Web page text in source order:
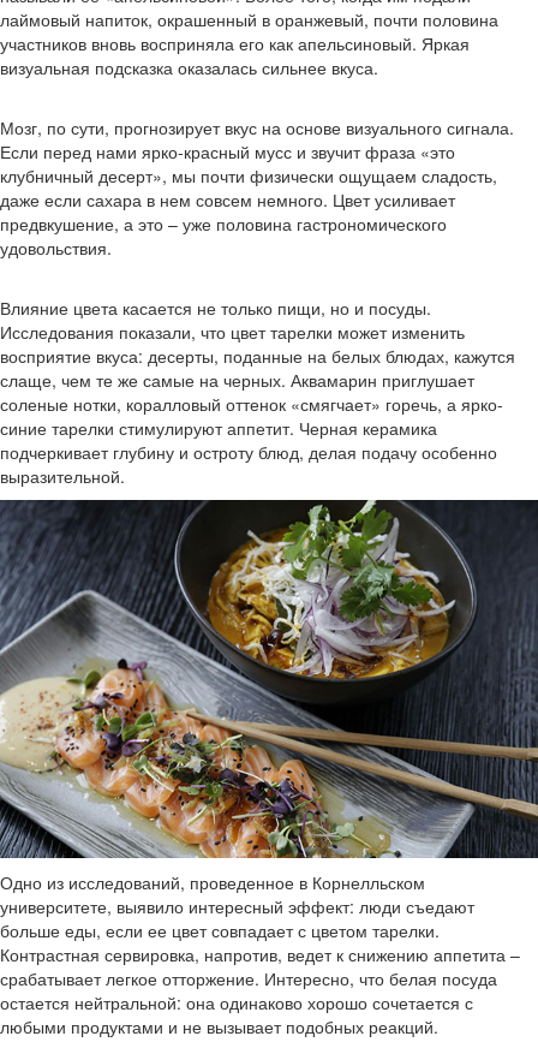
лаймовый напиток, окрашенный в оранжевый, почти половина
участников вновь восприняла его как апельсиновый. Яркая
визуальная подсказка оказалась сильнее вкуса.
Мозг, по сути, прогнозирует вкус на основе визуального сигнала.
Если перед нами ярко-красный мусс и звучит фраза «это
клубничный десерт», мы почти физически ощущаем сладость,
даже если сахара в нем совсем немного. Цвет усиливает
предвкушение, а это – уже половина гастрономического
удовольствия.
Влияние цвета касается не только пищи, но и посуды.
Исследования показали, что цвет тарелки может изменить
восприятие вкуса: десерты, поданные на белых блюдах, кажутся
слаще, чем те же самые на черных. Аквамарин приглушает
соленые нотки, коралловый оттенок «смягчает» горечь, а ярко-
синие тарелки стимулируют аппетит. Черная керамика
подчеркивает глубину и остроту блюд, делая подачу особенно
выразительной.
Одно из исследований, проведенное в Корнелльском
университете, выявило интересный эффект: люди съедают
больше еды, если ее цвет совпадает с цветом тарелки.
Контрастная сервировка, напротив, ведет к снижению аппетита –
срабатывает легкое отторжение. Интересно, что белая посуда
остается нейтральной: она одинаково хорошо сочетается с
любыми продуктами и не вызывает подобных реакций.